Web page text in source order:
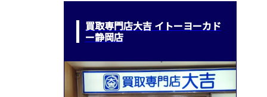
買取専門店大吉 イトーヨーカド
ー静岡店